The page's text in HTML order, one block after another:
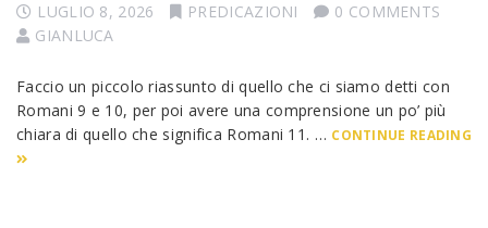
LUGLIO 8, 2026 PREDICAZIONI
0 COMMENTS
GIANLUCA
Faccio un piccolo riassunto di quello che ci siamo detti con
Romani 9 e 10, per poi avere una comprensione un po’ più
chiara di quello che significa Romani 11. … CONTINUE READING